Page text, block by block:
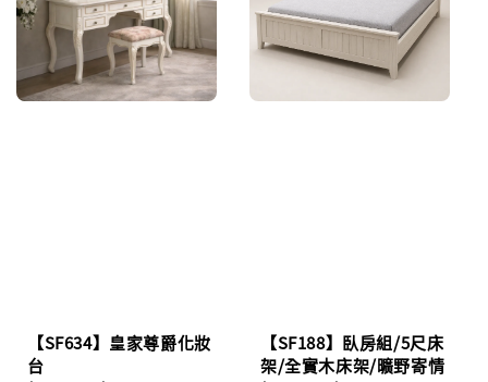
【SF634】皇家尊爵化妝
台
【SF188】臥房組/5尺床
架/全實木床架/曠野寄情